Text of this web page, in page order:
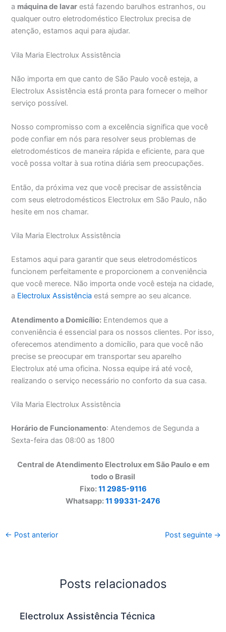
a máquina de lavar está fazendo barulhos estranhos, ou
qualquer outro eletrodoméstico Electrolux precisa de
atenção, estamos aqui para ajudar.
Vila Maria Electrolux Assistência
Não importa em que canto de São Paulo você esteja, a
Electrolux Assistência está pronta para fornecer o melhor
serviço possível.
Nosso compromisso com a excelência significa que você
pode confiar em nós para resolver seus problemas de
eletrodomésticos de maneira rápida e eficiente, para que
você possa voltar à sua rotina diária sem preocupações.
Então, da próxima vez que você precisar de assistência
com seus eletrodomésticos Electrolux em São Paulo, não
hesite em nos chamar.
Vila Maria Electrolux Assistência
Estamos aqui para garantir que seus eletrodomésticos
funcionem perfeitamente e proporcionem a conveniência
que você merece. Não importa onde você esteja na cidade,
a Electrolux Assistência está sempre ao seu alcance.
Atendimento a Domicílio: Entendemos que a
conveniência é essencial para os nossos clientes. Por isso,
oferecemos atendimento a domicílio, para que você não
precise se preocupar em transportar seu aparelho
Electrolux até uma oficina. Nossa equipe irá até você,
realizando o serviço necessário no conforto da sua casa.
Vila Maria Electrolux Assistência
Horário de Funcionamento: Atendemos de Segunda a
Sexta-feira das 08:00 as 1800
Central de Atendimento Electrolux em São Paulo e em
todo o Brasil
Fixo:11 2985-9116
Whatsapp:11 99331-2476
← Post anterior Post seguinte →
Posts relacionados
Electrolux Assistência Técnica